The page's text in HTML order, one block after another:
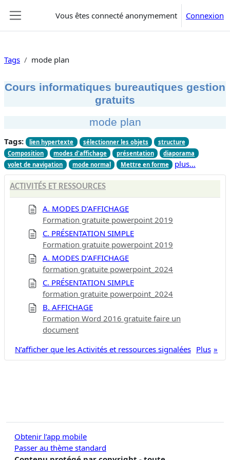
Vous êtes connecté anonymement Connexion
Tags mode plan
Cours informatiques bureautiques gestion
gratuits
mode plan
Tags: lien hypertexte sélectionner les objets
structure
Composition
modes d'affichage présentation
diaporama
volet de navigation
mode normal Mettre en forme plus…
ACTIVITÉS ET RESSOURCES
A. MODES D’AFFICHAGE
Formation gratuite powerpoint 2019
C. PRÉSENTATION SIMPLE
Formation gratuite powerpoint 2019
A. MODES D’AFFICHAGE
formation gratuite powerpoint_2024
C. PRÉSENTATION SIMPLE
formation gratuite powerpoint_2024
B. AFFICHAGE
Formation Word 2016 gratuite faire un
document
Plus
N’afficher que les Activités et ressources signalées
Obtenir l’app mobile
Passer au thème standard